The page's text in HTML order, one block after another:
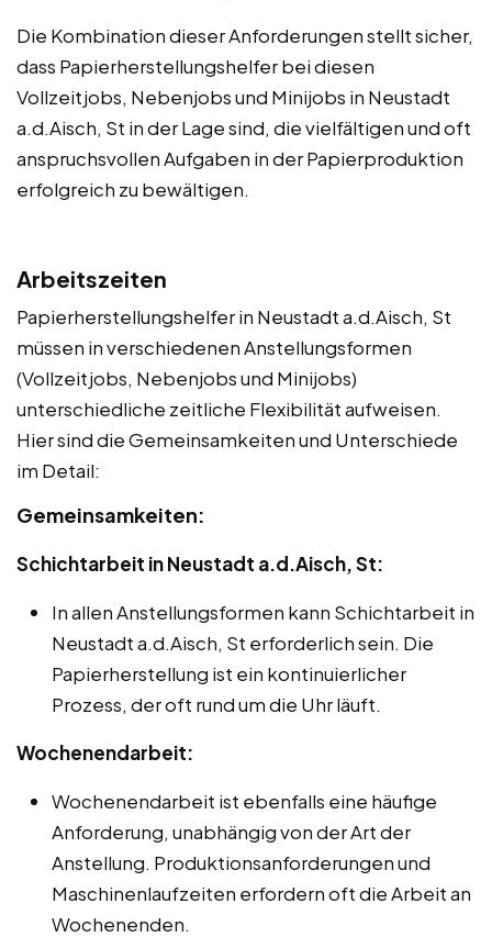
Die Kombination dieser Anforderungen stellt sicher,
dass Papierherstellungshelfer bei diesen
Vollzeitjobs, Nebenjobs und Minijobs in Neustadt
a.d.Aisch, St in der Lage sind, die vielfältigen und oft
anspruchsvollen Aufgaben in der Papierproduktion
erfolgreich zu bewältigen.
Arbeitszeiten
Papierherstellungshelfer in Neustadt a.d.Aisch, St
müssen in verschiedenen Anstellungsformen
(Vollzeitjobs, Nebenjobs und Minijobs)
unterschiedliche zeitliche Flexibilität aufweisen.
Hier sind die Gemeinsamkeiten und Unterschiede
im Detail:
Gemeinsamkeiten:
Schichtarbeit in Neustadt a.d.Aisch, St:
In allen Anstellungsformen kann Schichtarbeit in
Neustadt a.d.Aisch, St erforderlich sein. Die
Papierherstellung ist ein kontinuierlicher
Prozess, der oft rund um die Uhr läuft.
Wochenendarbeit:
Wochenendarbeit ist ebenfalls eine häufige
Anforderung, unabhängig von der Art der
Anstellung. Produktionsanforderungen und
Maschinenlaufzeiten erfordern oft die Arbeit an
Wochenenden.